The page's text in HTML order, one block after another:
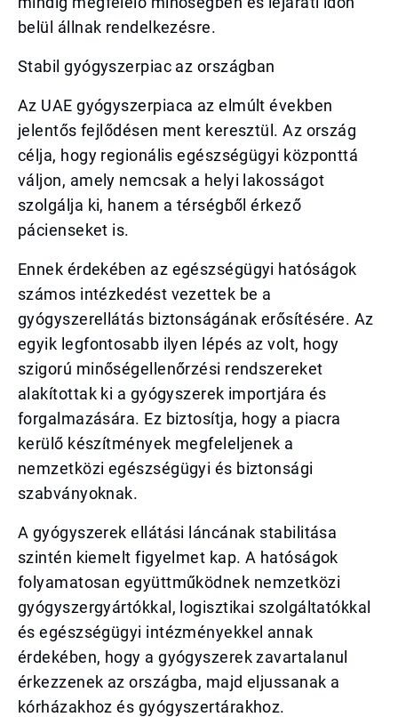
belül állnak rendelkezésre.
Stabil gyógyszerpiac az országban
Az UAE gyógyszerpiaca az elmúlt években
jelentős fejlődésen ment keresztül. Az ország
célja, hogy regionális egészségügyi központtá
váljon, amely nemcsak a helyi lakosságot
szolgálja ki, hanem a térségből érkező
pácienseket is.
Ennek érdekében az egészségügyi hatóságok
számos intézkedést vezettek be a
gyógyszerellátás biztonságának erősítésére. Az
egyik legfontosabb ilyen lépés az volt, hogy
szigorú minőségellenőrzési rendszereket
alakítottak ki a gyógyszerek importjára és
forgalmazására. Ez biztosítja, hogy a piacra
kerülő készítmények megfeleljenek a
nemzetközi egészségügyi és biztonsági
szabványoknak.
A gyógyszerek ellátási láncának stabilitása
szintén kiemelt figyelmet kap. A hatóságok
folyamatosan együttműködnek nemzetközi
gyógyszergyártókkal, logisztikai szolgáltatókkal
és egészségügyi intézményekkel annak
érdekében, hogy a gyógyszerek zavartalanul
érkezzenek az országba, majd eljussanak a
kórházakhoz és gyógyszertárakhoz.